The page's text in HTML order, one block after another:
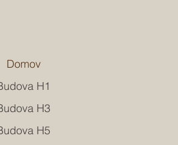
Domov
H1
H3
H5